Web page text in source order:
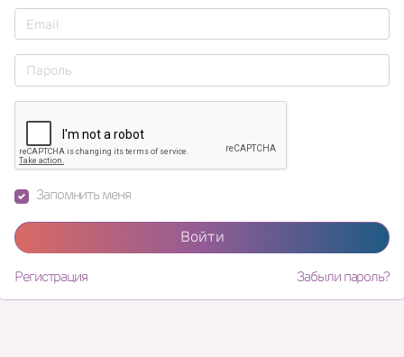
Запомнить меня
Войти
Регистрация Забыли пароль?